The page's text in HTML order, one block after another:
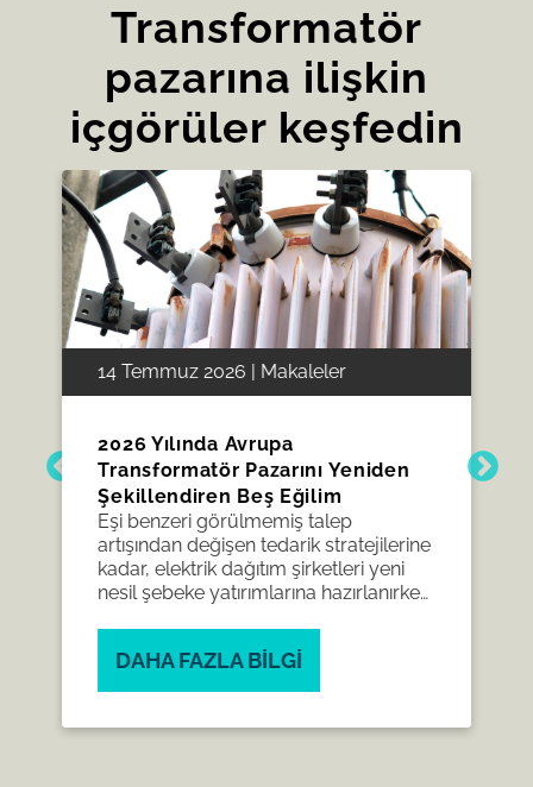
Transformatör
pazarına ilişkin
içgörüler keşfedin
14 Temmuz 2026 | Makaleler
2026 Yılında Avrupa
Transformatör Pazarını Yeniden
Şekillendiren Beş Eğilim
Eşi benzeri görülmemiş talep
artışından değişen tedarik stratejilerine
kadar, elektrik dağıtım şirketleri yeni
nesil şebeke yatırımlarına hazırlanırken
DAHA FAZLA BILGI